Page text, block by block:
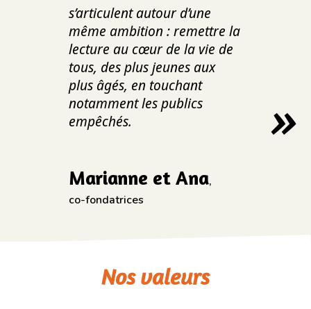
s’articulent autour d’une
même ambition : remettre la
lecture au cœur de la vie de
tous, des plus jeunes aux
plus âgés, en touchant
notamment les publics
empêchés.
Marianne et Ana,
co-fondatrices
Nos valeurs